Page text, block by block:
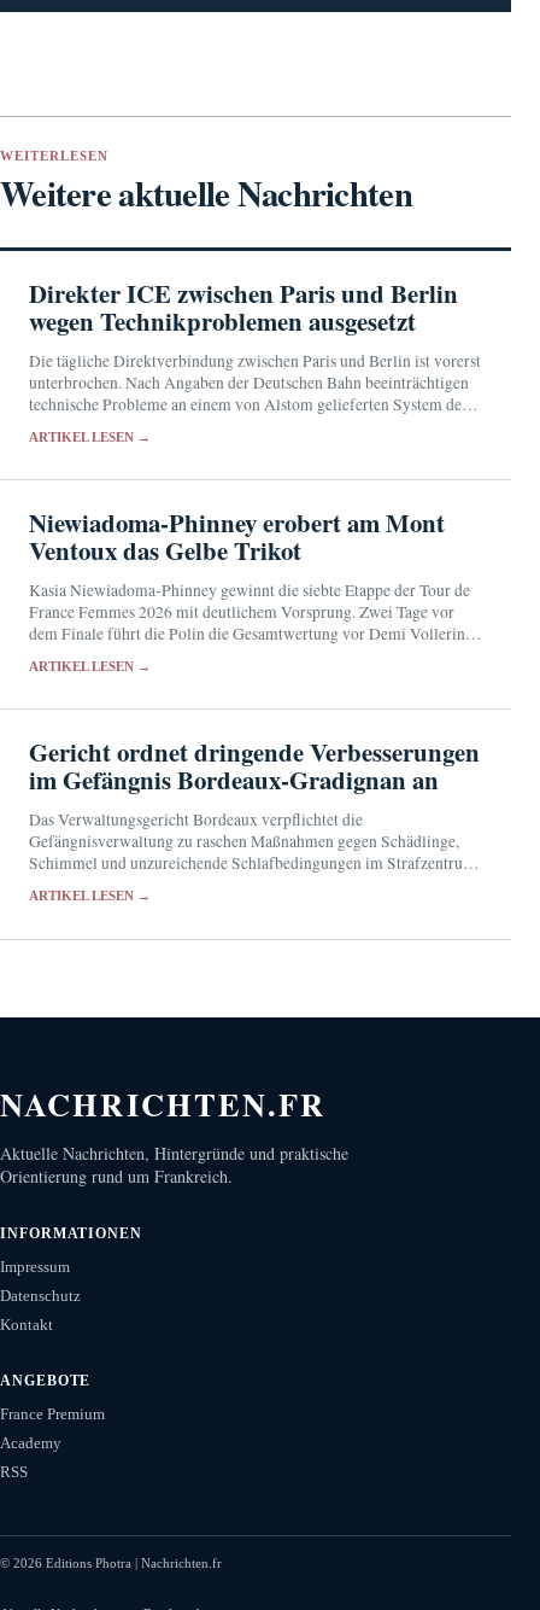
WEITERLESEN
Weitere aktuelle Nachrichten
Direkter ICE zwischen Paris und Berlin
wegen Technikproblemen ausgesetzt
Die tägliche Direktverbindung zwischen Paris und Berlin ist vorerst
unterbrochen. Nach Angaben der Deutschen Bahn beeinträchtigen
technische Probleme an einem von Alstom gelieferten System den
ARTIKEL LESEN →
Niewiadoma-Phinney erobert am Mont
Ventoux das Gelbe Trikot
Kasia Niewiadoma-Phinney gewinnt die siebte Etappe der Tour de
France Femmes 2026 mit deutlichem Vorsprung. Zwei Tage vor
dem Finale führt die Polin die Gesamtwertung vor Demi Vollering
ARTIKEL LESEN →
Gericht ordnet dringende Verbesserungen
im Gefängnis Bordeaux-Gradignan an
Das Verwaltungsgericht Bordeaux verpflichtet die
Gefängnisverwaltung zu raschen Maßnahmen gegen Schädlinge,
Schimmel und unzureichende Schlafbedingungen im Strafzentrum
ARTIKEL LESEN →
NACHRICHTEN.FR
Aktuelle Nachrichten, Hintergründe und praktische
Orientierung rund um Frankreich.
INFORMATIONEN
Impressum
Datenschutz
Kontakt
ANGEBOTE
France Premium
Academy
RSS
© 2026 Editions Photra | Nachrichten.fr